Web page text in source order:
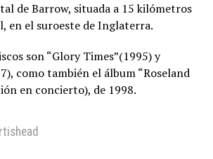
de Barrow, situada a 15 kilómetros
en el suroeste de Inglaterra.
son “Glory Times”(1995) y
como también el álbum “Roseland
en concierto), de 1998.